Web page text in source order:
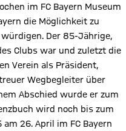
im FC Bayern Museum
die Möglichkeit zu
Der 85-Jährige,
Clubs war und zuletzt die
Verein als Präsident,
Wegbegleiter über
Abschied wurde er zum
wird noch bis zum
26. April im FC Bayern